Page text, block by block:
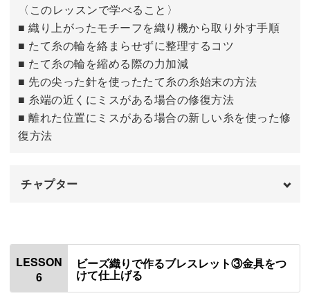
ビーズの取り方
1段目を織る
2段目を織る
3〜75段目を織る
〈このレッスンで学べること〉
■ 織り上がったモチーフを織り機から取り外す手順
■ たて糸の輪を絡まらせずに整理するコツ
■ たて糸の輪を縮める際の力加減
■ 先の尖った針を使ったたて糸の糸始末の方法
■ 糸端の近くにミスがある場合の修復方法
■ 離れた位置にミスがある場合の新しい糸を使った修
復方法
チャプター
織り機から外す
たて糸の始末をする
LESSON
6
ビーズ織りで作るブレスレット③金具をつ
けて仕上げる